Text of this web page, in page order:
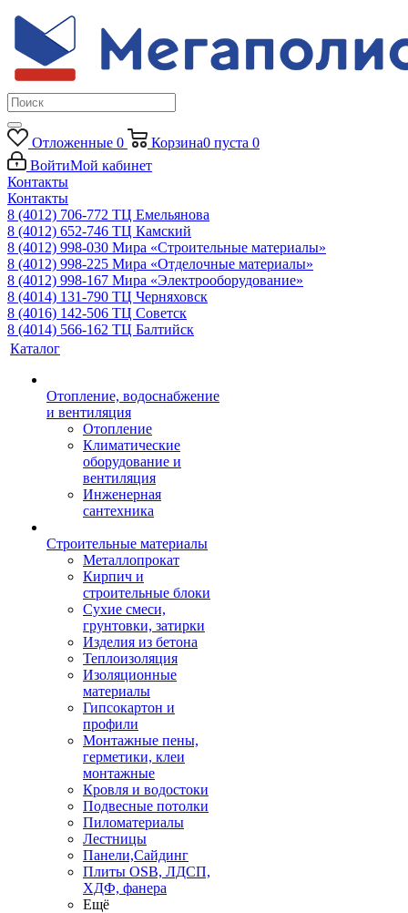
Отложенные 0 Корзина0 пуста 0
ВойтиМой кабинет
Контакты
Контакты
8 (4012) 706-772 ТЦ Емельянова
8 (4012) 652-746 ТЦ Камский
8 (4012) 998-030 Мира «Строительные материалы»
8 (4012) 998-225 Мира «Отделочные материалы»
8 (4012) 998-167 Мира «Электрооборудование»
8 (4014) 131-790 ТЦ Черняховск
8 (4016) 142-506 ТЦ Советск
8 (4014) 566-162 ТЦ Балтийск
Каталог
Отопление, водоснабжение
и вентиляция
Отопление
Климатические
оборудование и
вентиляция
Инженерная
сантехника
Строительные материалы
Металлопрокат
Кирпич и
строительные блоки
Сухие смеси,
грунтовки, затирки
Изделия из бетона
Теплоизоляция
Изоляционные
материалы
Гипсокартон и
профили
Монтажные пены,
герметики, клеи
монтажные
Кровля и водостоки
Подвесные потолки
Пиломатериалы
Лестницы
Панели,Сайдинг
Плиты OSB, ЛДСП,
ХДФ, фанера
Ещё